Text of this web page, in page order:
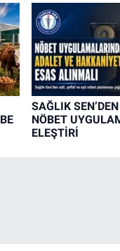
SAĞLIK
NÖBET
ELEŞTİRİ